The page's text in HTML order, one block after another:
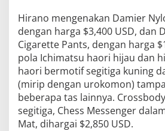
Hirano mengenakan Damier
dengan harga $3,400 USD, dan
Cigarette Pants, dengan harga
pola Ichimatsu haori hijau dan
haori bermotif segitiga kuning
(mirip dengan urokomon)
beberapa tas lainnya.
segitiga, Chess Messenger
Mat, dihargai $2,850 USD.